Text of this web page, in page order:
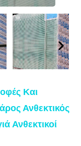
Και
Ανθεκτικός
Ανθεκτικοί